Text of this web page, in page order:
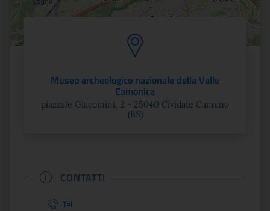
Museo archeologico nazionale della Valle
Camonica
piazzale Giacomini, 2 - 25040 Cividate Camuno
(BS)
CONTATTI
Tel